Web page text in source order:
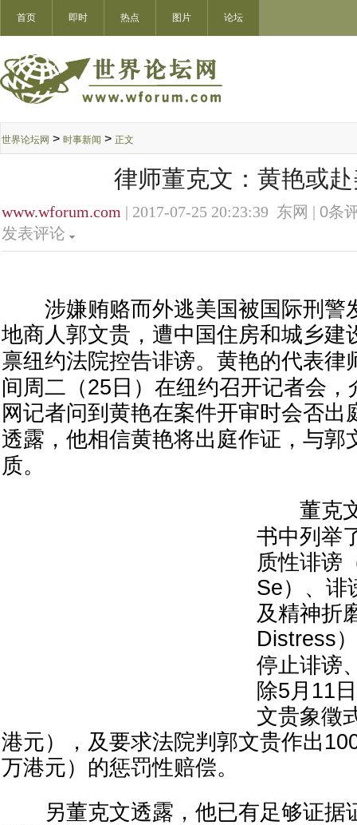
首页 即时 热点 图片 论坛
世界论坛网 > 时事新闻 > 正文
律师董克文：黄艳或
www.wforum.com | 2017-07-25 20:23:39 东网 | 0条
发表评论
涉嫌贿赂而外逃美国被国际刑警
地商人郭文贵，遭中国住房和城乡建
禀纽约法院控告诽谤。黄艳的代表律
间周二（25日）在纽约召开记者会
网记者问到黄艳在案件开审时会否出
透露，他相信黄艳将出庭作证，与郭
质。
董克文
书中列举
质性诽谤
Se）、诽
及精神折
Distress
停止诽谤
除5月11
文贵象徵
港元），及要求法院判郭文贵作出
万港元）的惩罚性赔偿。
另董克文透露，他已有足够证据